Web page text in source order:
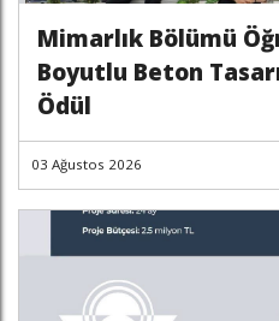
Mimarlık Bölümü
Boyutlu Beton
Ödül
03 Ağustos 2026